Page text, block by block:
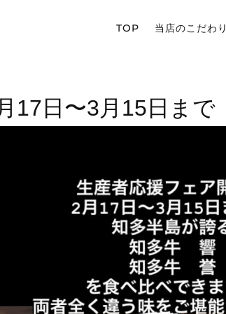
TOP 当店のこだわり
17日〜3月15日まで